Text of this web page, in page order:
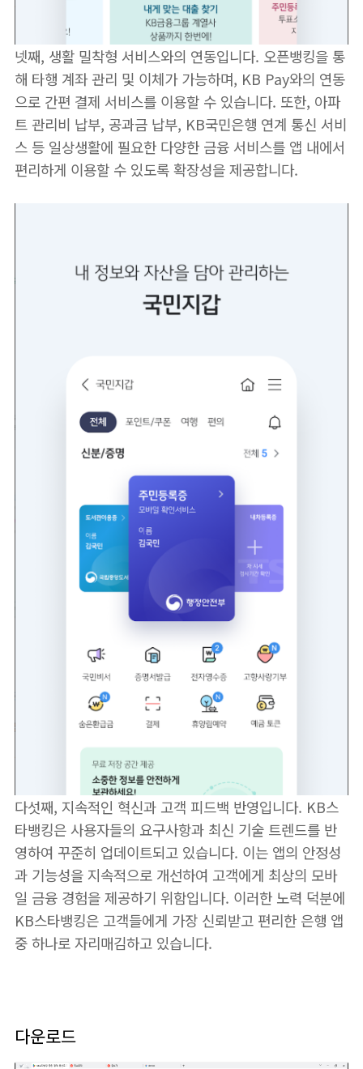
넷째, 생활 밀착형 서비스와의 연동입니다. 오픈뱅킹을 통
해 타행 계좌 관리 및 이체가 가능하며, KB Pay와의 연동
으로 간편 결제 서비스를 이용할 수 있습니다. 또한, 아파
트 관리비 납부, 공과금 납부, KB국민은행 연계 통신 서비
스 등 일상생활에 필요한 다양한 금융 서비스를 앱 내에서
편리하게 이용할 수 있도록 확장성을 제공합니다.
다섯째, 지속적인 혁신과 고객 피드백 반영입니다. KB스
타뱅킹은 사용자들의 요구사항과 최신 기술 트렌드를 반
영하여 꾸준히 업데이트되고 있습니다. 이는 앱의 안정성
과 기능성을 지속적으로 개선하여 고객에게 최상의 모바
일 금융 경험을 제공하기 위함입니다. 이러한 노력 덕분에
KB스타뱅킹은 고객들에게 가장 신뢰받고 편리한 은행 앱
중 하나로 자리매김하고 있습니다.
다운로드